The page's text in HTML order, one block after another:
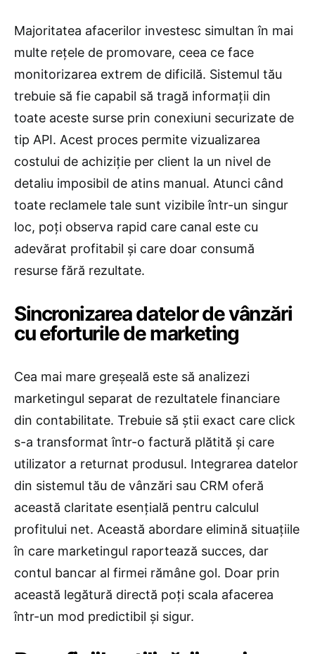
Majoritatea afacerilor investesc simultan în mai
multe rețele de promovare, ceea ce face
monitorizarea extrem de dificilă. Sistemul tău
trebuie să fie capabil să tragă informații din
toate aceste surse prin conexiuni securizate de
tip API. Acest proces permite vizualizarea
costului de achiziție per client la un nivel de
detaliu imposibil de atins manual. Atunci când
toate reclamele tale sunt vizibile într-un singur
loc, poți observa rapid care canal este cu
adevărat profitabil și care doar consumă
resurse fără rezultate.
Sincronizarea datelor de vânzări
cu eforturile de marketing
Cea mai mare greșeală este să analizezi
marketingul separat de rezultatele financiare
din contabilitate. Trebuie să știi exact care click
s-a transformat într-o factură plătită și care
utilizator a returnat produsul. Integrarea datelor
din sistemul tău de vânzări sau CRM oferă
această claritate esențială pentru calculul
profitului net. Această abordare elimină situațiile
în care marketingul raportează succes, dar
contul bancar al firmei rămâne gol. Doar prin
această legătură directă poți scala afacerea
într-un mod predictibil și sigur.